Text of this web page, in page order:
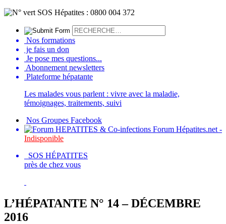
Nos formations
je fais un don
Je pose mes questions...
Abonnement newsletters
Plateforme hépatante
Les malades vous parlent : vivre avec la maladie,
témoignages, traitements, suivi
Nos Groupes Facebook
Forum Hépatites.net -
Indisponible
SOS HÉPATITES
près de chez vous
L’HÉPATANTE N° 14 – DÉCEMBRE
2016